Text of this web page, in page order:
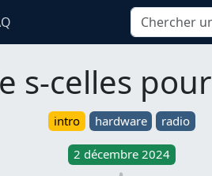
s-celles pour
intro hardware radio
2 décembre 2024